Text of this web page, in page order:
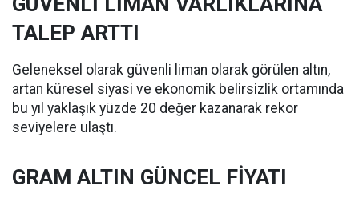
TALEP ARTTI
Geleneksel olarak güvenli liman olarak görülen altın,
artan küresel siyasi ve ekonomik belirsizlik ortamında
bu yıl yaklaşık yüzde 20 değer kazanarak rekor
seviyelere ulaştı.
GRAM ALTIN GÜNCEL FİYATI